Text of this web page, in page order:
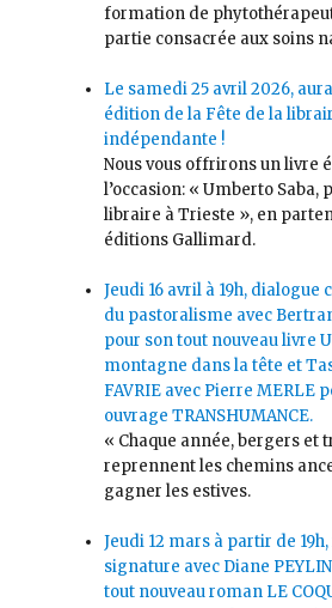
formation de
partie consacrée aux soins
Le samedi 25 avril 2026,
édition de la Fête de la
indépendante !
Nous vous offrirons un livre
l’occasion: « Umberto Saba,
libraire à Trieste », en
éditions Gallimard.
Jeudi 16 avril à 19h, dialogue
du pastoralisme avec
pour son tout nouveau livre
montagne dans la tête et
FAVRIE avec Pierre MERLE
ouvrage TRANSHUMANCE.
« Chaque année, bergers et
reprennent les chemins
gagner les estives.
Jeudi 12 mars à partir de
signature avec Diane
tout nouveau roman LE